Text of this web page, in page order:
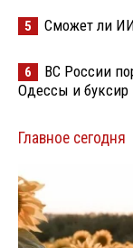
5 Сможет ли
6
ВС России
Одессы и буксир
Главное сегодня